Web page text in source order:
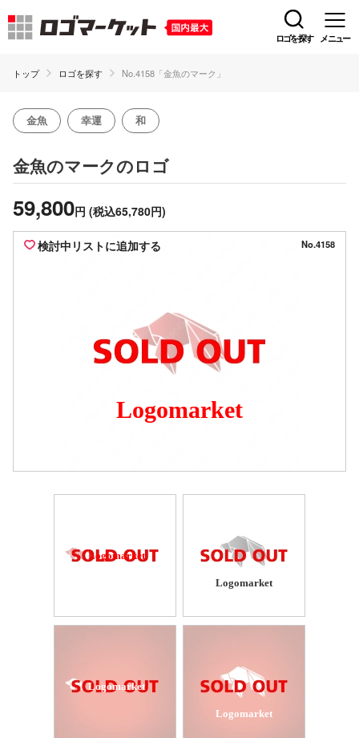
ロゴを探す メニュー
トップ ロゴを探す No.4158「金魚のマーク」
金魚 幸運 和
金魚のマークのロゴ
59,800円 (税込65,780円)
検討中リストに追加する No.4158
Logomarket
Logomarket
Logomarket
Logomarket
Logomarket